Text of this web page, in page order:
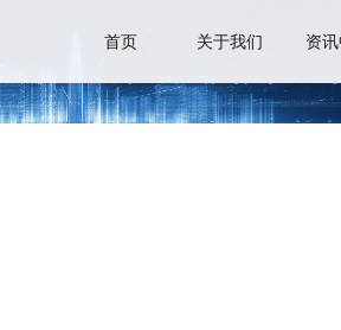
首页 关于我们 资